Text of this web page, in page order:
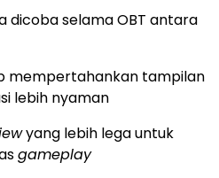
dicoba selama OBT antara
mempertahankan tampilan
lebih nyaman
yang lebih lega untuk
gameplay